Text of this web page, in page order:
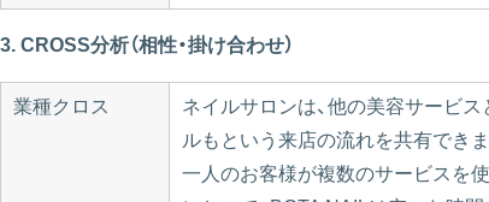
3. CROSS分析（相性・掛け合わせ）
業種クロス
ネイルサロンは、他の美容サービス
ルもという来店の流れを共有できま
一人のお客様が複数のサービスを